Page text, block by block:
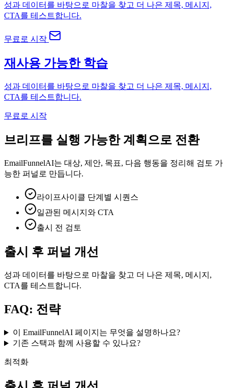
성과 데이터를 바탕으로 마찰을 찾고 더 나은 제목, 메시지,
CTA를 테스트합니다.
무료로 시작
재사용 가능한 학습
성과 데이터를 바탕으로 마찰을 찾고 더 나은 제목, 메시지,
CTA를 테스트합니다.
무료로 시작
브리프를 실행 가능한 계획으로 전환
EmailFunnelAI는 대상, 제안, 목표, 다음 행동을 정리해 검토 가
능한 퍼널로 만듭니다.
라이프사이클 단계별 시퀀스
일관된 메시지와 CTA
출시 전 검토
출시 후 퍼널 개선
성과 데이터를 바탕으로 마찰을 찾고 더 나은 제목, 메시지,
CTA를 테스트합니다.
FAQ: 전략
이 EmailFunnelAI 페이지는 무엇을 설명하나요?
기존 스택과 함께 사용할 수 있나요?
최적화